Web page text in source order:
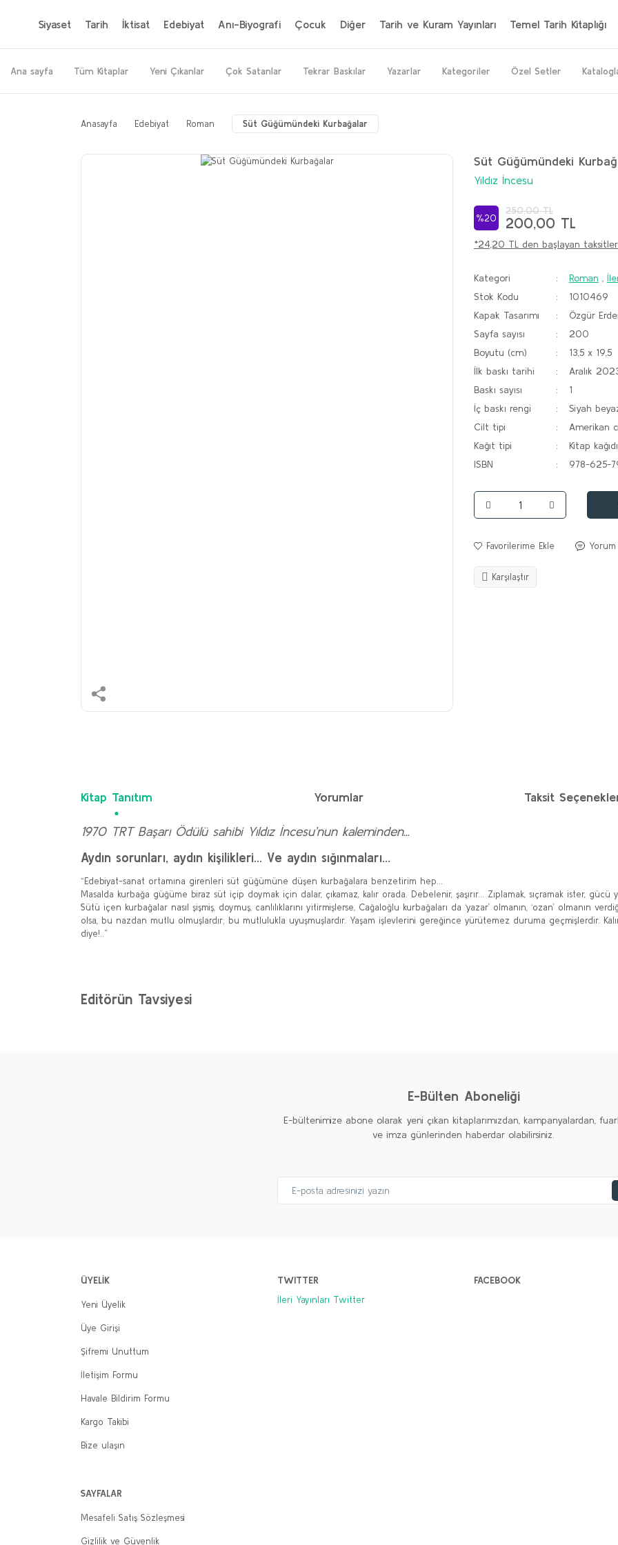
Siyaset Tarih İktisat Edebiyat Anı-Biyografi Çocuk Diğer Tarih ve Kuram Yayınları Temel Tarih Kitaplığı
Ana sayfa Tüm Kitaplar Yeni Çıkanlar Çok Satanlar Tekrar Baskılar Yazarlar Kategoriler Özel Setler
Anasayfa Edebiyat Roman Süt Güğümündeki Kurbağalar
Süt Güğümündeki
Yıldız İncesu
%20
250,00 TL
200,00 TL
*24,20 TL den başlayan
Kategori Roman
Stok Kodu
1010469
Kapak Tasarımı
Özgür
Sayfa sayısı
200
Boyutu (cm)
13,5 x 19,5
İlk baskı tarihi
Aralık
Baskı sayısı
1
İç baskı rengi
Siyah
Cilt tipi
Amerikan
Kağıt tipi
Kitap kağıdı
ISBN
978-625-
Yorum
Karşılaştır
Kitap Tanıtım Yorumlar Taksit
1970 TRT Başarı Ödülü sahibi Yıldız İncesu’nun kaleminden...
Aydın sorunları, aydın kişilikleri... Ve aydın sığınmaları...
“Edebiyat-sanat ortamına girenleri süt güğümüne düşen kurbağalara benzetirim hep...
Masalda kurbağa güğüme biraz süt içip doymak için dalar, çıkamaz, kalır orada. Debelenir, şaşırır... Zıplamak, sıçramak ister, gücü
Sütü içen kurbağalar nasıl şişmiş, doymuş, canlılıklarını yitirmişlerse, Cağaloğlu kurbağaları da ‘yazar’ olmanın, ‘ozan’ olmanın
olsa, bu nazdan mutlu olmuşlardır; bu mutlulukla uyuşmuşlardır. Yaşam işlevlerini gereğince yürütemez duruma geçmişlerdir.
diye!..”
Ürün resmi kalitesiz, bozuk veya görüntülenemiyor.
Editörün Tavsiyesi
Mustafa Kemal'in Romanı (5 Cilt takım)
1.600,00 TL
Sepete Ekle
Uluğbey'in Hazinesi
E-Bülten Aboneliği
E-bültenimize abone olarak yeni çıkan kitaplarımızdan, kampanyalardan,
ve imza günlerinden haberdar olabilirsiniz.
ÜYELİK
Yeni Üyelik
Üye Girişi
Şifremi Unuttum
İletişim Formu
Havale Bildirim Formu
Kargo Takibi
Bize ulaşın
SAYFALAR
Mesafeli Satış Sözleşmesi
Gizlilik ve Güvenlik
TWITTER
İleri Yayınları Twitter
FACEBOOK